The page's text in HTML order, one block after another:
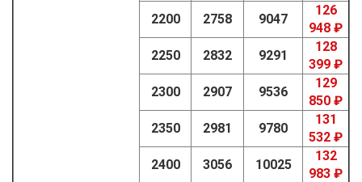
2200
2758 9047
126
948 ₽
2250
2832 9291
128
399 ₽
2300
2907 9536
129
850 ₽
2350
2981 9780
131
532 ₽
2400
3056 10025
132
983 ₽